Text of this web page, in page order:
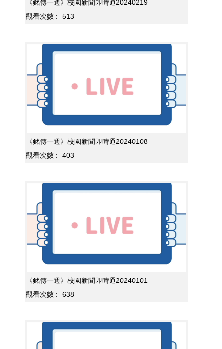
《銘傳一週》校園新聞即時通20240219
觀看次數：
513
《銘傳一週》校園新聞即時通20240108
觀看次數：
403
《銘傳一週》校園新聞即時通20240101
觀看次數：
638